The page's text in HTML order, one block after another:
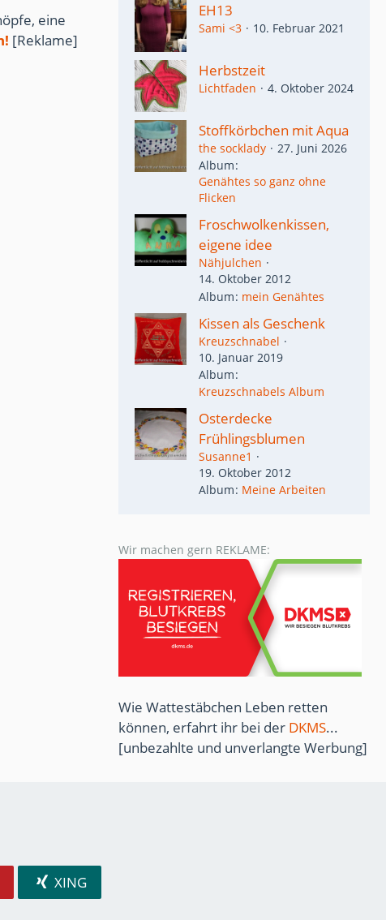
eine
[Reklame]
EH13
Sami <3 10. Februar 2021
Herbstzeit
Lichtfaden 4. Oktober 2024
Stoffkörbchen mit Aqua
the socklady
27. Juni 2026
Album
Genähtes so ganz ohne
Flicken
Froschwolkenkissen,
eigene idee
Nähjulchen
14. Oktober 2012
Album mein Genähtes
Kissen als Geschenk
Kreuzschnabel
10. Januar 2019
Album
Kreuzschnabels Album
Osterdecke
Frühlingsblumen
Susanne1
19. Oktober 2012
Album Meine Arbeiten
Wir machen gern REKLAME:
Wie Wattestäbchen Leben retten
können, erfahrt ihr bei der DKMS...
[unbezahlte und unverlangte Werbung]
XING